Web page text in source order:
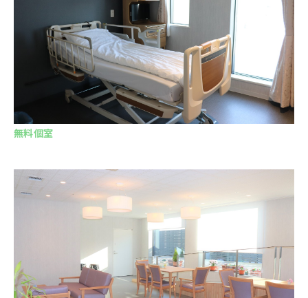
無料個室